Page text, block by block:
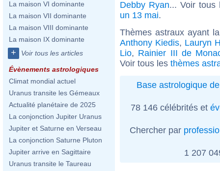
La maison VI dominante
La maison VII dominante
La maison VIII dominante
La maison IX dominante
+ Voir tous les articles
Évènements astrologiques
Climat mondial actuel
Uranus transite les Gémeaux
Actualité planétaire de 2025
La conjonction Jupiter Uranus
Jupiter et Saturne en Verseau
La conjonction Saturne Pluton
Jupiter arrive en Sagittaire
Uranus transite le Taureau
Debby Ryan... Voir
un 13 mai.
Thèmes astraux ayant
Anthony Kiedis, Lauryn
Lio, Rainier III de
Voir tous les thèmes
Base astrologique
78 146 célébrités et
Chercher par
1 207